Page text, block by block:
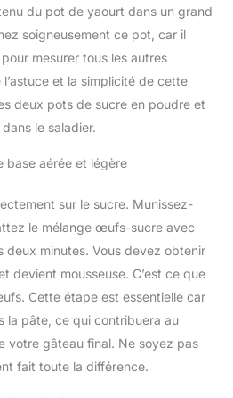
du pot de yaourt dans un grand
soigneusement ce pot, car il
mesurer tous les autres
l’astuce et la simplicité de cette
deux pots de sucre en poudre et
le saladier.
base aérée et légère
sur le sucre. Munissez-
le mélange œufs-sucre avec
deux minutes. Vous devez obtenir
devient mousseuse. C’est ce que
Cette étape est essentielle car
la pâte, ce qui contribuera au
votre gâteau final. Ne soyez pas
fait toute la différence.